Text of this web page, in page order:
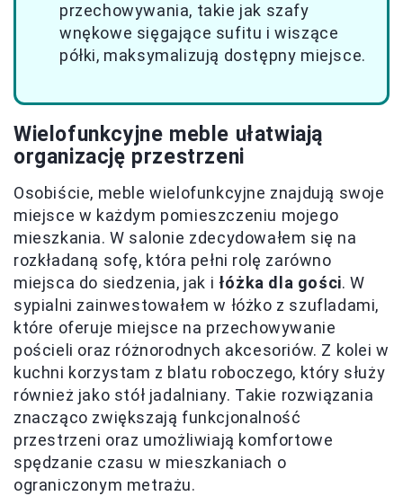
przechowywania, takie jak szafy
wnękowe sięgające sufitu i wiszące
półki, maksymalizują dostępny miejsce.
Wielofunkcyjne meble ułatwiają
organizację przestrzeni
Osobiście, meble wielofunkcyjne znajdują swoje
miejsce w każdym pomieszczeniu mojego
mieszkania. W salonie zdecydowałem się na
rozkładaną sofę, która pełni rolę zarówno
miejsca do siedzenia, jak i łóżka dla gości. W
sypialni zainwestowałem w łóżko z szufladami,
które oferuje miejsce na przechowywanie
pościeli oraz różnorodnych akcesoriów. Z kolei w
kuchni korzystam z blatu roboczego, który służy
również jako stół jadalniany. Takie rozwiązania
znacząco zwiększają funkcjonalność
przestrzeni oraz umożliwiają komfortowe
spędzanie czasu w mieszkaniach o
ograniczonym metrażu.